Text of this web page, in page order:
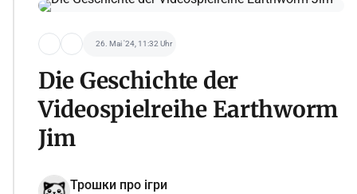
26. Mai '24, 11:32 Uhr
Die Geschichte der
Videospielreihe Earthworm
Jim
Трошки про ігри